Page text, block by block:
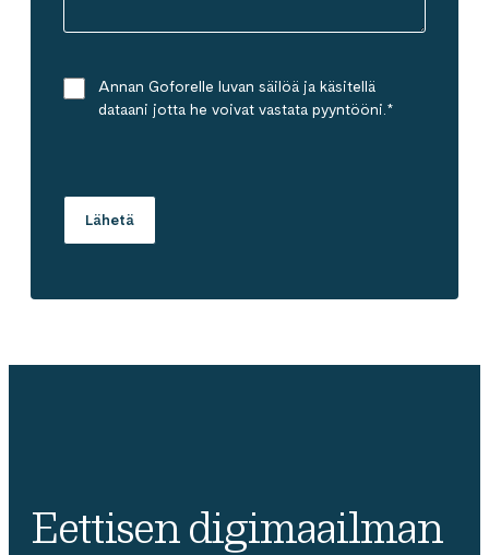
Annan Goforelle luvan säilöä ja käsitellä
dataani jotta he voivat vastata pyyntööni. *
Eettisen digimaailman